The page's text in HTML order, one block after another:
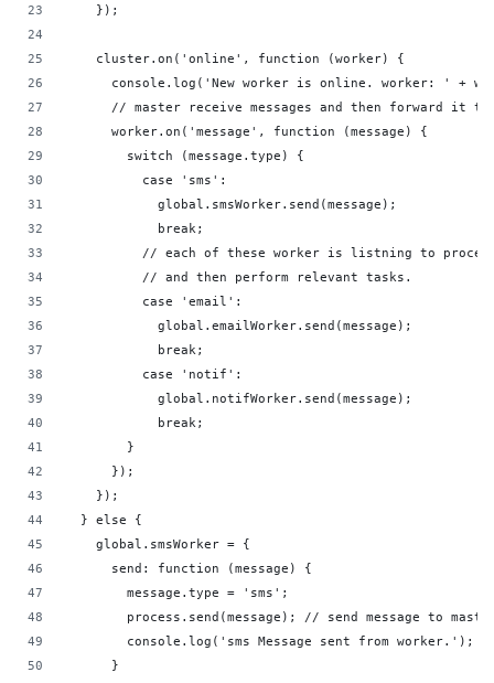
    });
    cluster.on('online', function (worker) {
console.log('New worker is online. worker: ' +
// master receive messages and then forward it
      worker.on('message', function (message) {
        switch (message.type) {
          case 'sms':
            global.smsWorker.send(message);
            break;
// each of these worker is listning to
          // and then perform relevant tasks.
          case 'email':
            global.emailWorker.send(message);
            break;
          case 'notif':
            global.notifWorker.send(message);
            break;
        }
      });
    });
  } else {
    global.smsWorker = {
      send: function (message) {
        message.type = 'sms';
process.send(message); // send message to
        console.log('sms Message sent from worker.');
      }